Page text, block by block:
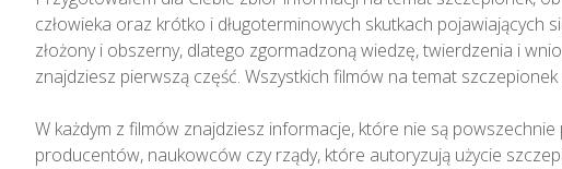
człowieka oraz krótko i długoterminowych skutkach
złożony i obszerny, dlatego zgormadzoną wiedzę, twierdzenia i
znajdziesz pierwszą część. Wszystkich filmów na temat
W każdym z filmów znajdziesz informacje, które nie są
producentów, naukowców czy rządy, które autoryzują użycie